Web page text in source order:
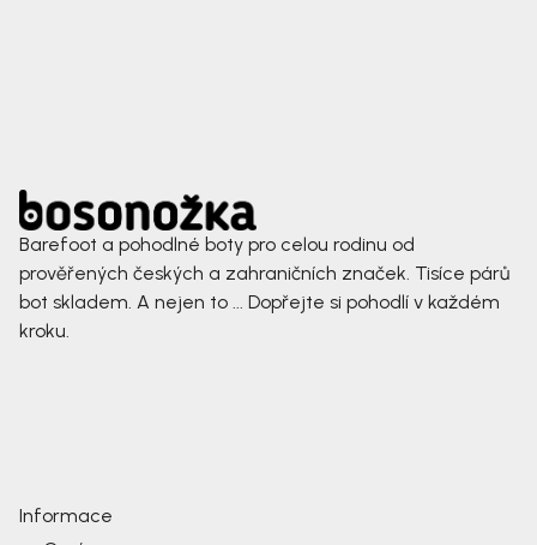
Barefoot a pohodlné boty pro celou rodinu od
prověřených českých a zahraničních značek. Tisíce párů
bot skladem. A nejen to ... Dopřejte si pohodlí v každém
kroku.
Informace